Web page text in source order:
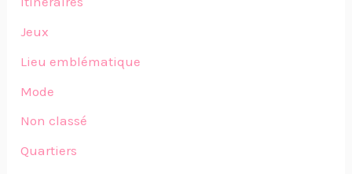
Jeux
Lieu emblématique
Mode
Non classé
Quartiers